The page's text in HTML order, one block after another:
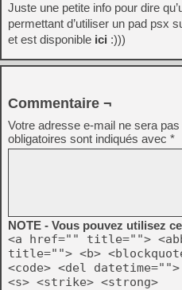
Juste une petite info pour dire
permettant d’utiliser un pad psx
et est disponible ici :)))
Commentaire ¬
Votre adresse e-mail ne sera pas
obligatoires sont indiqués avec *
NOTE - Vous pouvez utilisez
<a href="" title="">
title=""> <b>
<code> <del
<s> <strike> <strong>